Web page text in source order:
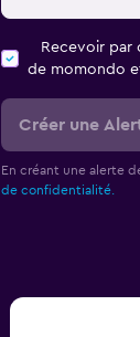
Recevoir par
de momondo
Créer une
En créant une alerte
de confidentialité.